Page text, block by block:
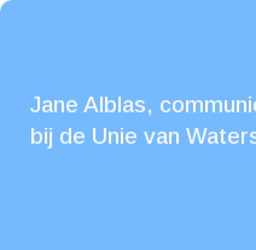
Jane Alblas,
bij de Unie van